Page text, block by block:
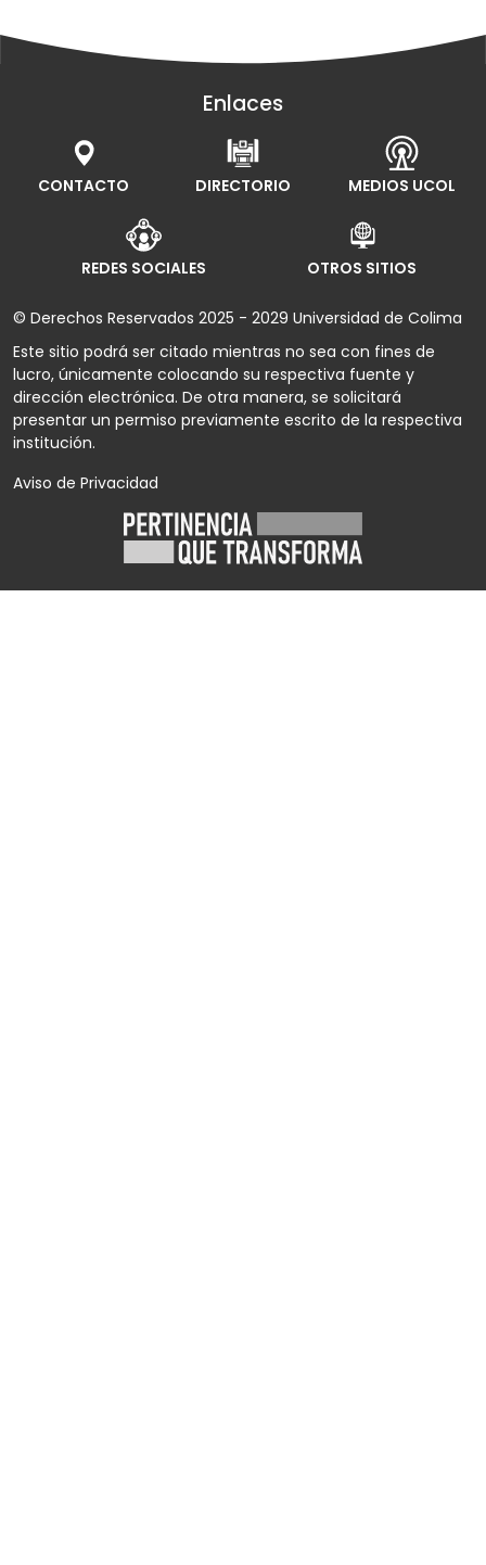
Enlaces
CONTACTO DIRECTORIO MEDIOS UCOL
REDES SOCIALES OTROS SITIOS
© Derechos Reservados 2025 - 2029 Universidad de Colima
Este sitio podrá ser citado mientras no sea con fines de
lucro, únicamente colocando su respectiva fuente y
dirección electrónica. De otra manera, se solicitará
presentar un permiso previamente escrito de la respectiva
institución.
Aviso de Privacidad